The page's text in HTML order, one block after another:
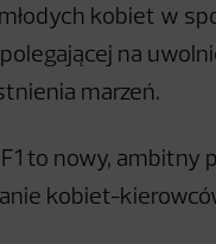
kobiet w
na
marzeń.
to nowy, ambitny
kobiet-